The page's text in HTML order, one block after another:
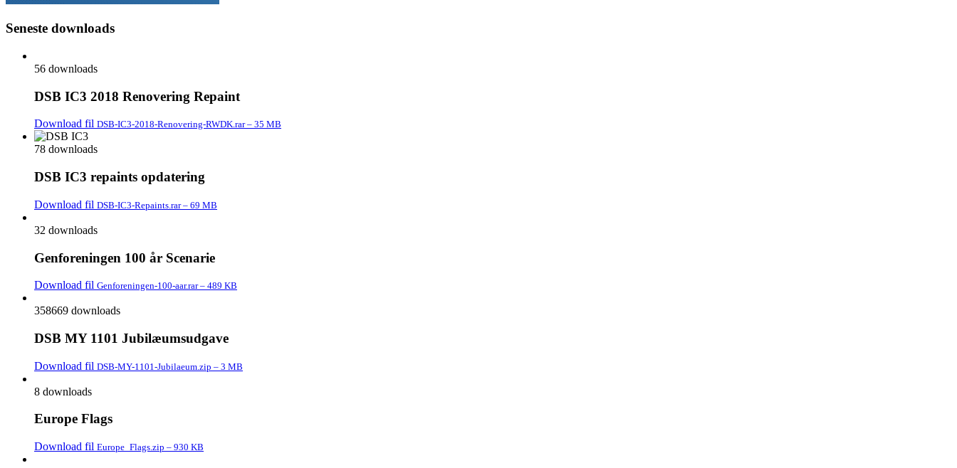
Seneste downloads
56 downloads
DSB IC3 2018 Renovering Repaint
Download fil DSB-IC3-2018-Renovering-RWDK.rar – 35 MB
78 downloads
DSB IC3 repaints opdatering
Download fil DSB-IC3-Repaints.rar – 69 MB
32 downloads
Genforeningen 100 år Scenarie
Download fil Genforeningen-100-aar.rar – 489 KB
358669 downloads
DSB MY 1101 Jubilæumsudgave
Download fil DSB-MY-1101-Jubilaeum.zip – 3 MB
8 downloads
Europe Flags
Download fil Europe_Flags.zip – 930 KB